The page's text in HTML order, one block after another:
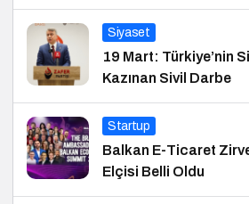
Siyaset
19 Mart: Türkiye’nin
Kazınan Sivil Darbe
Startup
Balkan E-Ticaret
Elçisi Belli Oldu